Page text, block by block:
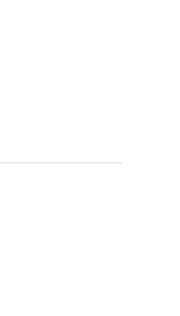
解散」WBC日本代表“敗戦”の
ているのが悲しい」『北の国